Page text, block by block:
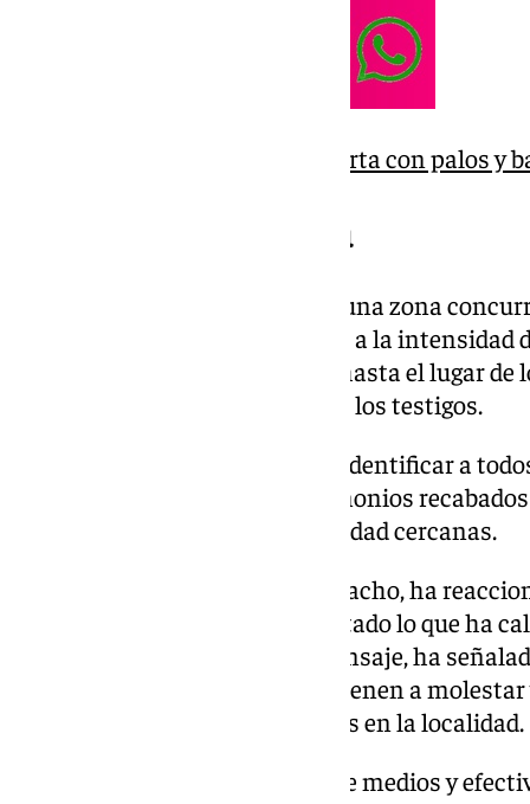
Dos detenidos por una reyerta con palos y
Investigación abierta
El incidente, que se produjo en una zona
alarma entre los vecinos debido a la
hasta el lugar
situación y tomar declaración a los testigos.
Los agentes trabajan ahora en identificar a
lo ocurrido a partir de los testimonios
captadas por cámaras de seguridad cercanas.
El alcalde de Loja, Joaquín Camacho, ha
redes sociales, donde ha lamentado lo que ha
pleno centro de Loja”. En su mensaje, ha
su mayoría, “inmigrantes que vienen a
casos reincidentes de altercados en la localidad.
Camacho ha criticado la falta de medios y